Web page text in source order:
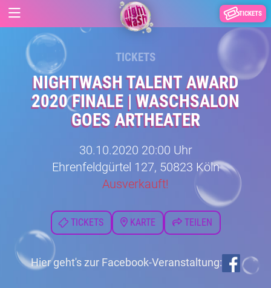
TICKETS
TICKETS
NIGHTWASH TALENT AWARD
2020 FINALE | WASCHSALON
GOES ARTHEATER
30.10.2020 20:00 Uhr
Ehrenfeldgürtel 127, 50823 Köln
Ausverkauft!
TICKETS KARTE TEILEN
Hier geht's zur Facebook-Veranstaltung: